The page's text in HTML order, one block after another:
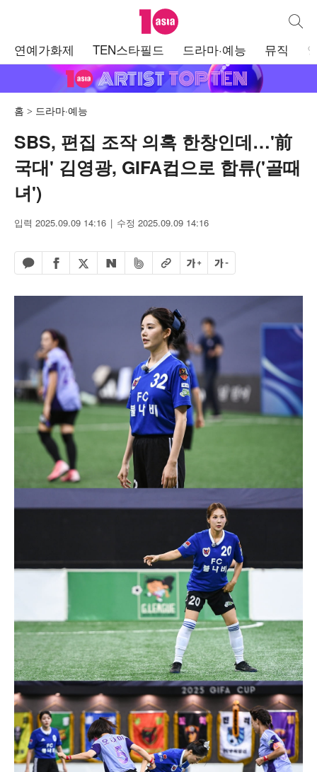
텐아시아 통합
연예가화제 TEN스타필드 드라마·예능 뮤직
홈 드라마·예능
SBS, 편집 조작 의혹 한창인데…'前
국대' 김영광, GIFA컵으로 합류('골때
녀')
입력 2025.09.09 14:16 수정 2025.09.09 14:16
카카오톡 공유하기
페이스북 공유하기
엑스 공유하기
네이버 공유하기
밴드 공유하기
URL복사글자 크게글자 작게